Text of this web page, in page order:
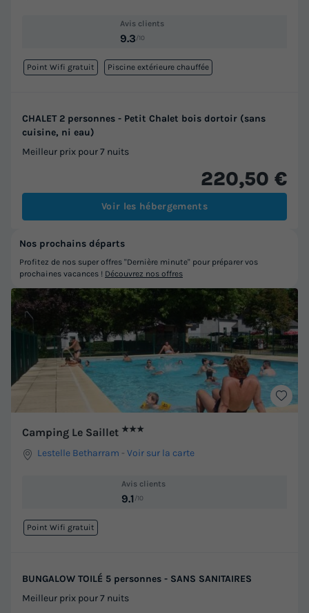
Avis clients
9.3/10
Point Wifi gratuit Piscine extérieure chauffée
CHALET 2 personnes - Petit Chalet bois dortoir (sans
cuisine, ni eau)
Meilleur prix pour 7 nuits
220,50 €
Voir les hébergements
Camping Le Saillet ★★★
Lestelle Betharram -Voir sur la carte
Avis clients
9.1 /10
Point Wifi gratuit
BUNGALOW TOILÉ 5 personnes - SANS SANITAIRES
Meilleur prix pour 7 nuits
Nos prochains départs
Profitez de nos super offres "Dernière minute" pour préparer vos
prochaines vacances ! Découvrez nos offres